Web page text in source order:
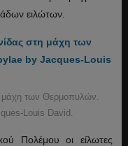
ειλώτων.
μάχη των Θερμοπυλών.
Louis David.
Πολέμου οι είλωτες